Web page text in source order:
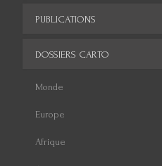
PUBLICATIONS
DOSSIERS CARTO
Monde
Europe
Afrique